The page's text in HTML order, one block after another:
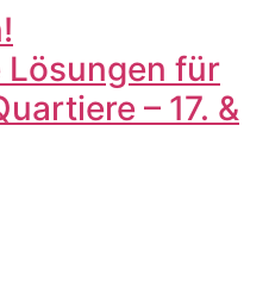
für
– 17. &